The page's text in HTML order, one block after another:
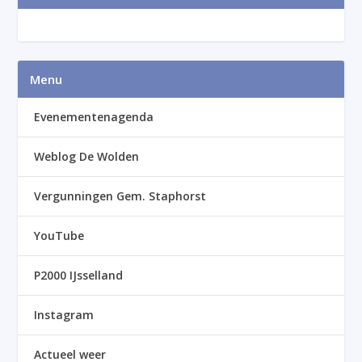
Menu
Evenementenagenda
Weblog De Wolden
Vergunningen Gem. Staphorst
YouTube
P2000 IJsselland
Instagram
Actueel weer